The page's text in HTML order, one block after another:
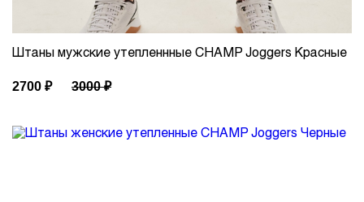
Штаны мужские утепленнные CHAMP Joggers Красные
2700 ₽ 3000₽